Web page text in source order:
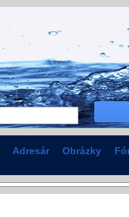
Adresár Obrázky